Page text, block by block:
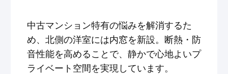
中古マンション特有の悩みを解消するた
め、北側の洋室には内窓を新設。断熱・防
音性能を高めることで、静かで心地よいプ
ライベート空間を実現しています。